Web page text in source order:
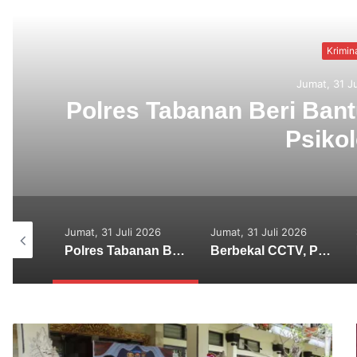
Berbekal CCTV,
Jumat, 31 Juli 2026
Berbekal CCTV, Pelaku Tabrak Lari Terungkap
Senin, 27 Juli 2026
Lima Tersangka Diamankan, Polres Tabanan Usut Tuntas Kasus Pengeroyokan Maut di Baturiti